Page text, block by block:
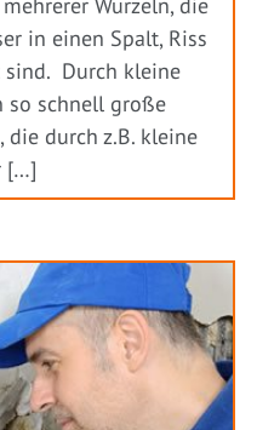
in einen Spalt, Riss
sind. Durch kleine
so schnell große
die durch z.B. kleine
[…]